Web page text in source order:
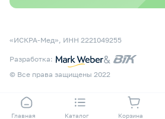
«ИСКРА-Мед», ИНН 2221049255
Разработка: &
© Все права защищены 2022
Главная Каталог Корзина